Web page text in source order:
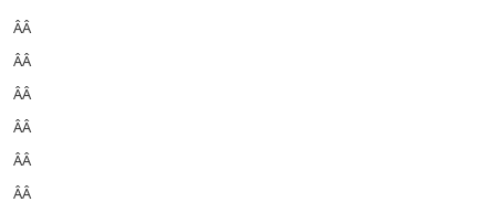
ÂÂ
ÂÂ
ÂÂ
ÂÂ
ÂÂ
ÂÂ